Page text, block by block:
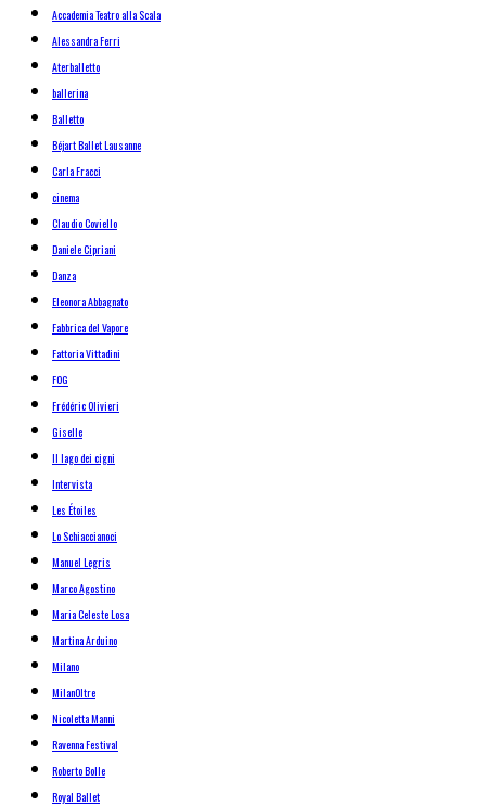
Accademia Teatro alla Scala
Alessandra Ferri
Aterballetto
ballerina
Balletto
Béjart Ballet Lausanne
Carla Fracci
cinema
Claudio Coviello
Daniele Cipriani
Danza
Eleonora Abbagnato
Fabbrica del Vapore
Fattoria Vittadini
FOG
Frédéric Olivieri
Giselle
Il lago dei cigni
Intervista
Les Étoiles
Lo Schiaccianoci
Manuel Legris
Marco Agostino
Maria Celeste Losa
Martina Arduino
Milano
MilanOltre
Nicoletta Manni
Ravenna Festival
Roberto Bolle
Royal Ballet